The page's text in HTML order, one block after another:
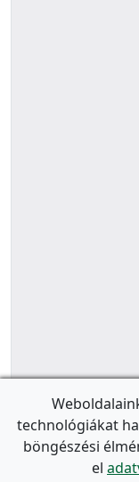
technológiákat
böngészési
el